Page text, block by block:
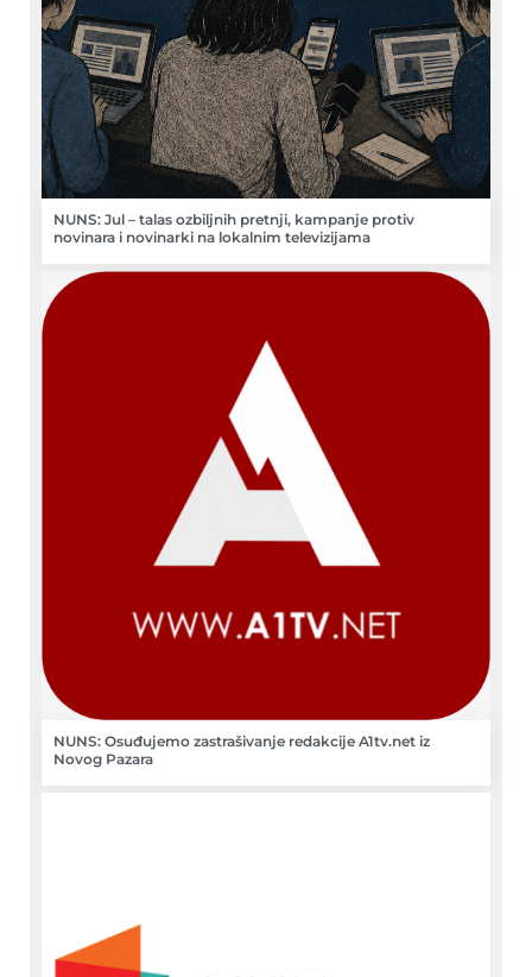
NUNS: Jul – talas ozbiljnih pretnji, kampanje protiv
novinara i novinarki na lokalnim televizijama
NUNS: Osuđujemo zastrašivanje redakcije A1tv.net iz
Novog Pazara